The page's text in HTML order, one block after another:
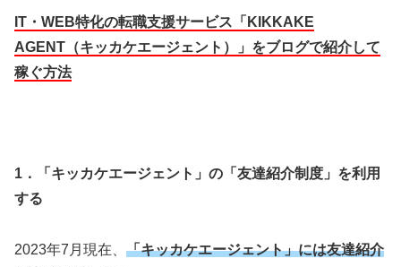
IT・WEB特化の転職支援サービス「 KIKKAKE
AGENT （キッカケエージェント）」をブログで紹介して
稼ぐ方法
1．「キッカケエージェント」の「友達紹介制度」を利用
する
2023年7月現在、 「キッカケエージェント」には友達紹介